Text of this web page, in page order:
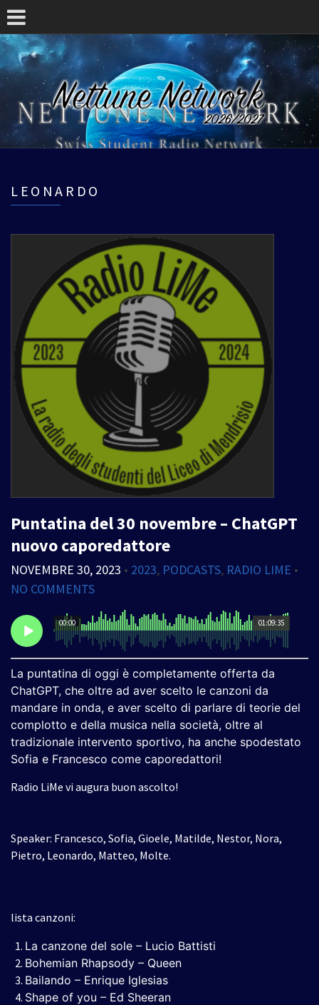
LEONARDO
Puntatina del 30 novembre – ChatGPT
nuovo caporedattore
NOVEMBRE 30, 2023 • 2023, PODCASTS, RADIO LIME •
NO COMMENTS
01:09:35
00:00
La puntatina di oggi è completamente offerta da
ChatGPT, che oltre ad aver scelto le canzoni da
mandare in onda, e aver scelto di parlare di teorie del
complotto e della musica nella società, oltre al
tradizionale intervento sportivo, ha anche spodestato
Sofia e Francesco come caporedattori!
Radio LiMe vi augura buon ascolto!
Speaker: Francesco, Sofia, Gioele, Matilde, Nestor, Nora,
Pietro, Leonardo, Matteo, Molte.
lista canzoni:
La canzone del sole – Lucio Battisti
Bohemian Rhapsody – Queen
Bailando – Enrique Iglesias
Shape of you – Ed Sheeran